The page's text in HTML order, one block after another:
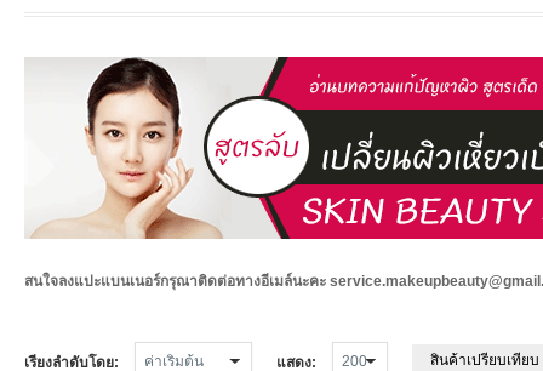
สนใจลงแปะแบนเนอร์กรุณาติดต่อทางอีเมล์นะคะ
เรียงลำดับโดย: แสดง: สินค้าเปรียบเทียบ